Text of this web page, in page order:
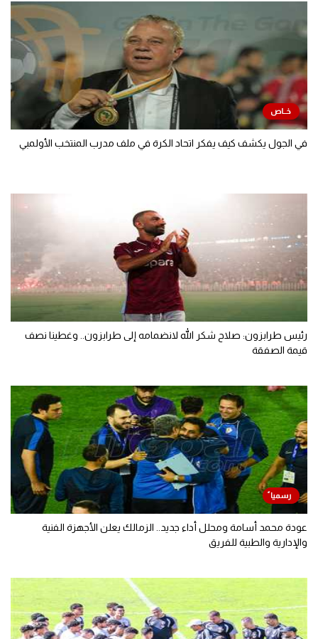
في الجول يكشف كيف يفكر اتحاد الكرة في ملف مدرب المنتخب الأولمبي
رئيس طرابزون: صلاح شكر الله لانضمامه إلى طرابزون.. وغطينا نصف
قيمة الصفقة
عودة محمد أسامة ومحلل أداء جديد.. الزمالك يعلن الأجهزة الفنية
والإدارية والطبية للفريق